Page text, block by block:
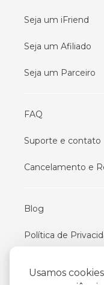
Usamos
Seja um iFriend
Seja um Afiliado
Seja um Parceiro
FAQ
Suporte e contato
Cancelamento e
Blog
Política de